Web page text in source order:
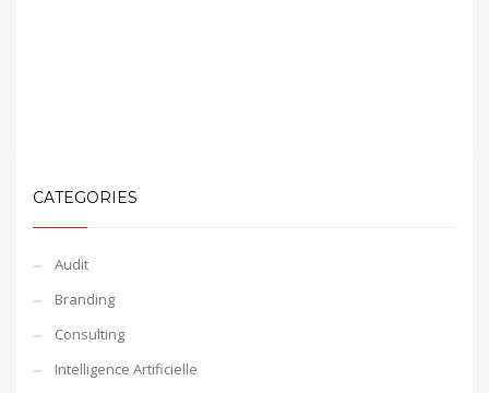
CATEGORIES
Audit
Branding
Consulting
Intelligence Artificielle